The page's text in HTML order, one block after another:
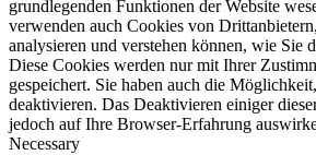
grundlegenden Funktionen der Website
verwenden auch Cookies von
analysieren und verstehen können, wie Sie
Diese Cookies werden nur mit Ihrer
gespeichert. Sie haben auch die
deaktivieren. Das Deaktivieren einiger
jedoch auf Ihre Browser-Erfahrung
Necessary